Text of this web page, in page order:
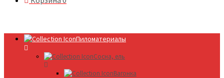
Пиломатериалы
Сосна, ель
Вагонка